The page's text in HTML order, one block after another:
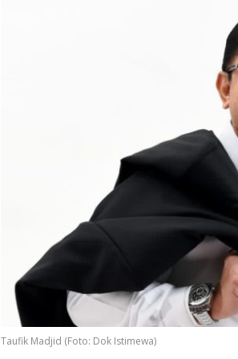
Taufik Madjid (Foto: Dok Istimewa)